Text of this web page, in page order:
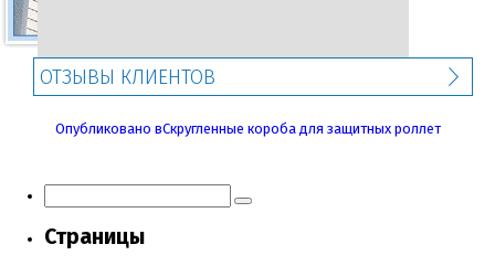
ОТЗЫВЫ КЛИЕНТОВ
НавигацияОпубликовано вСкругленные короба для защитных роллет
Страницы